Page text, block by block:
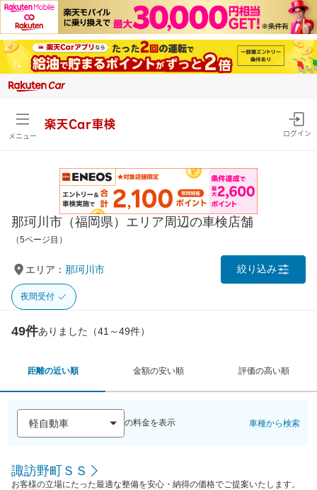
メニュー
楽天Car車検
ログイン
那珂川市（福岡県）エリア周辺の車検店舗
（5ページ目）
エリア： 那珂川市 絞り込み
夜間受付
49件ありました（41～49件）
距離の近い順 金額の安い順 評価の高い順
の料金を表示 車種から検索
諏訪野町ＳＳ
お客様の立場にたった最適な整備を安心・納得の価格でご提案いたします。